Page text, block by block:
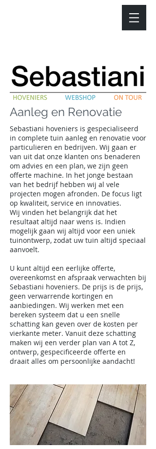
Aanleg en Renovatie
Sebastiani hoveniers is gespecialiseerd
in complete tuin aanleg en renovatie voor
particulieren en bedrijven. Wij gaan er
van uit dat onze klanten ons benaderen
om advies en een plan, we zijn geen
offerte machine. In het jonge bestaan
van het bedrijf hebben wij al vele
projecten mogen afronden. De focus ligt
op kwaliteit, service en innovaties.
Wij vinden het belangrijk dat het
resultaat altijd naar wens is. Indien
mogelijk gaan wij altijd voor een uniek
tuinontwerp, zodat uw tuin altijd speciaal
aanvoelt.
U kunt altijd een eerlijke offerte,
overeenkomst en afspraak verwachten bij
Sebastiani hoveniers. De prijs is de prijs,
geen verwarrende kortingen en
aanbiedingen. Wij werken met een
bereken systeem dat u een snelle
schatting kan geven over de kosten per
vierkante meter. Vanuit deze schatting
maken wij een verder plan van A tot Z,
ontwerp, gespecificeerde offerte en
draait alles om persoonlijke aandacht!